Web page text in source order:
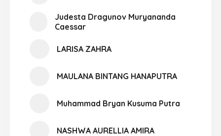
Judesta Dragunov Muryananda
Caessar
LARISA ZAHRA
MAULANA BINTANG HANAPUTRA
Muhammad Bryan Kusuma Putra
NASHWA AURELLIA AMIRA